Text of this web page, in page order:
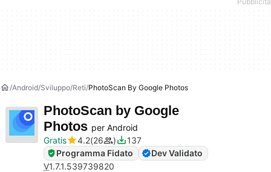
Android Sviluppo Reti PhotoScan By Google Photos
PhotoScan by Google
Photos per Android
Gratis
4.2 26
137
Programma Fidato
Dev Validato
V1.7.1.539739820